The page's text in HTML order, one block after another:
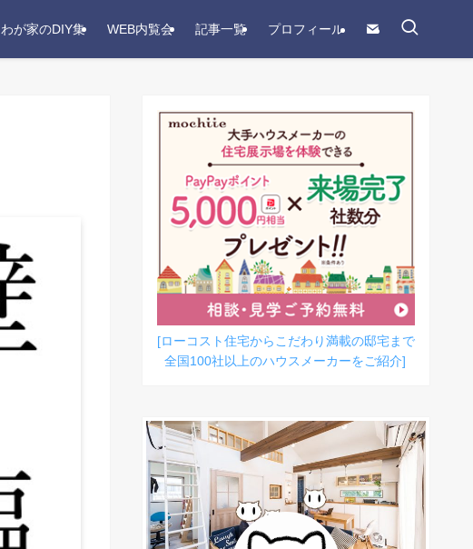
わが家のDIY集 WEB内覧会 記事一覧 プロフィール
[ローコスト住宅からこだわり満載の邸宅まで
全国100社以上のハウスメーカーをご紹介]